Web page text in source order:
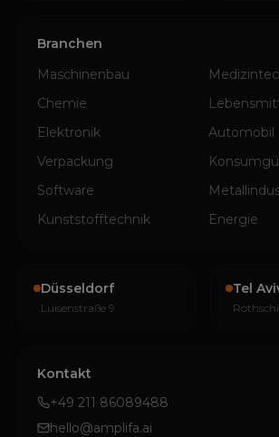
Branchen
Maschinenbau
Chemie
Elektronik
Automobil
Verpackung
Software
Kunststofftechnik
Energie
Düsseldorf
Luisenstraße 9
Tel
Kontakt
+49 211 86089488
hello@amplifa.ai